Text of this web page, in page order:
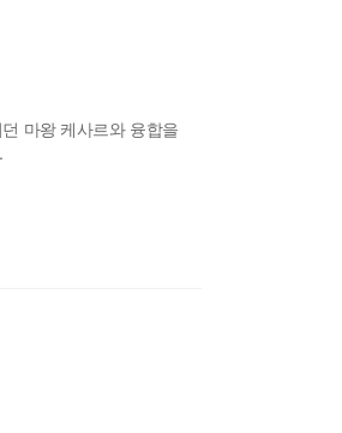
마왕 케사르와 융합을